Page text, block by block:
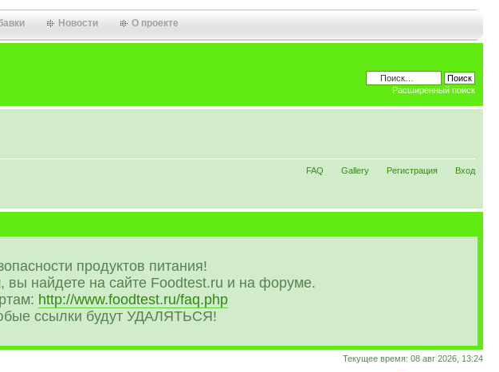
Новости О проекте
Расширенный поиск
FAQ Gallery Регистрация Вход
продуктов питания!
найдете на сайте Foodtest.ru и на форуме.
http://www.foodtest.ru/faq.php
ссылки будут УДАЛЯТЬСЯ!
Текущее время: 08 авг 2026, 13:24